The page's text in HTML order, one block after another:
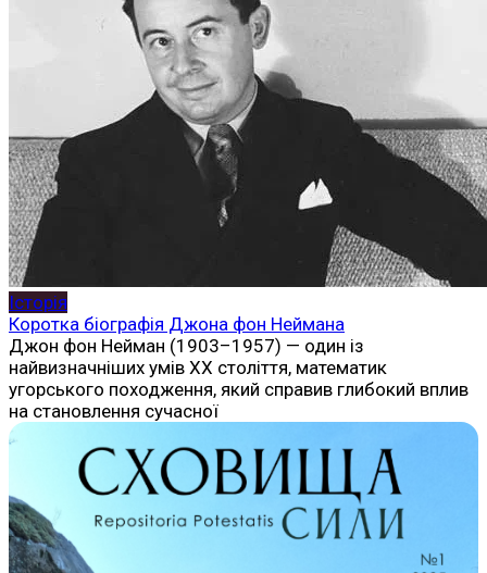
Історія
Коротка біографія Джона фон Неймана
Джон фон Нейман (1903–1957) — один із
найвизначніших умів ХХ століття, математик
угорського походження, який справив глибокий вплив
на становлення сучасної